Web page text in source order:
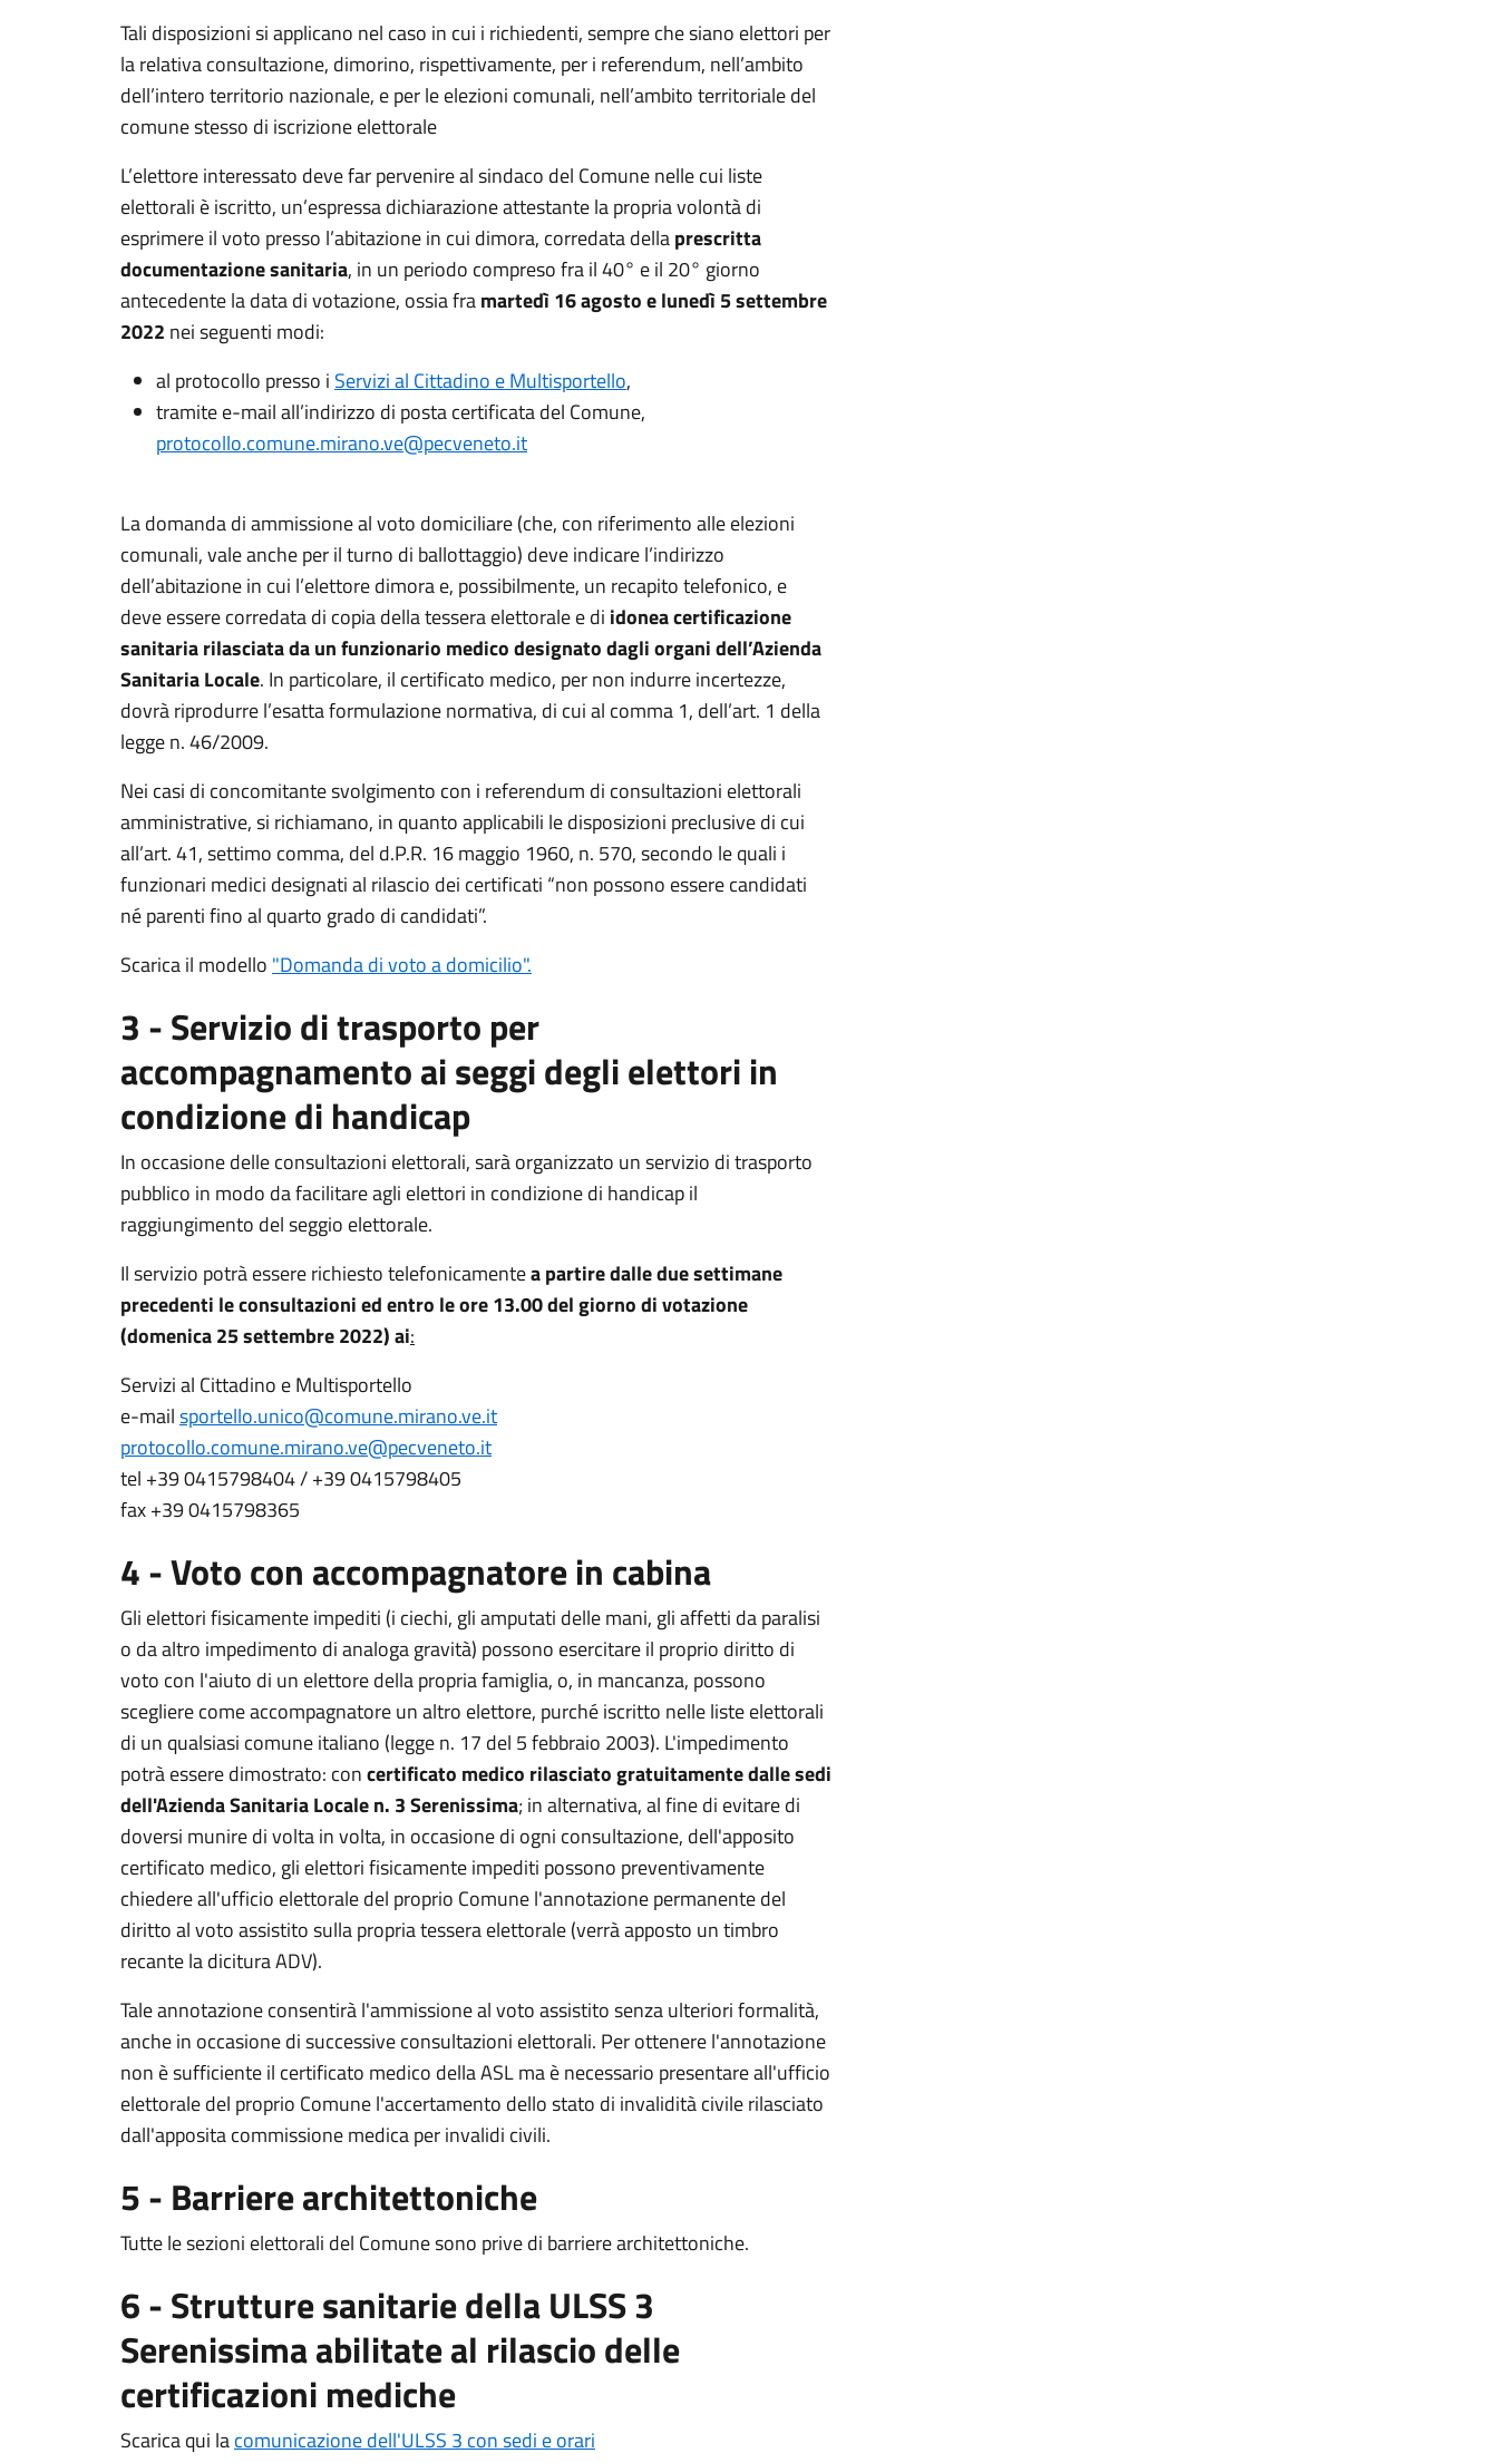
Tali disposizioni si applicano nel caso in cui i richiedenti, sempre che siano elettori per
la relativa consultazione, dimorino, rispettivamente, per i referendum, nell’ambito
dell’intero territorio nazionale, e per le elezioni comunali, nell’ambito territoriale del
comune stesso di iscrizione elettorale
L’elettore interessato deve far pervenire al sindaco del Comune nelle cui liste
elettorali è iscritto, un’espressa dichiarazione attestante la propria volontà di
esprimere il voto presso l’abitazione in cui dimora, corredata dellaprescritta
documentazione sanitaria, in un periodo compreso fra il 40° e il 20° giorno
antecedente la data di votazione, ossia framartedì 16 agosto e lunedì 5 settembre
2022 nei seguenti modi:
al protocollo presso i Servizi al Cittadino e Multisportello,
tramite e-mail all’indirizzo di posta certificata del Comune,
protocollo.comune.mirano.ve@pecveneto.it
La domanda di ammissione al voto domiciliare (che, con riferimento alle elezioni
comunali, vale anche per il turno di ballottaggio) deve indicare l’indirizzo
dell’abitazione in cui l’elettore dimora e, possibilmente, un recapito telefonico, e
deve essere corredata di copia della tessera elettorale e di idonea certificazione
sanitaria rilasciata da un funzionario medico designato dagli organi dell’Azienda
Sanitaria Locale. In particolare, il certificato medico, per non indurre incertezze,
dovrà riprodurre l’esatta formulazione normativa, di cui al comma 1, dell’art. 1 della
legge n. 46/2009.
Nei casi di concomitante svolgimento con i referendum di consultazioni elettorali
amministrative, si richiamano, in quanto applicabili le disposizioni preclusive di cui
all’art. 41, settimo comma, del d.P.R. 16 maggio 1960, n. 570, secondo le quali i
funzionari medici designati al rilascio dei certificati “non possono essere candidati
né parenti fino al quarto grado di candidati”.
Scarica il modello "Domanda di voto a domicilio".
3 - Servizio di trasporto per
accompagnamento ai seggi degli elettori in
condizione di handicap
In occasione delle consultazioni elettorali, sarà organizzato un servizio di trasporto
pubblico in modo da facilitare agli elettori in condizione di handicap il
raggiungimento del seggio elettorale.
Il servizio potrà essere richiesto telefonicamentea partire dalle due settimane
precedenti le consultazioni ed entro le ore 13.00 del giorno di votazione
(domenica 25 settembre 2022) ai:
Servizi al Cittadino e Multisportello
e-mailsportello.unico@comune.mirano.ve.it
protocollo.comune.mirano.ve@pecveneto.it
tel +39 0415798404 / +39 0415798405
fax +39 0415798365
4 - Voto con accompagnatore in cabina
Gli elettori fisicamente impediti (i ciechi, gli amputati delle mani, gli affetti da paralisi
o da altro impedimento di analoga gravità) possono esercitare il proprio diritto di
voto con l'aiuto di un elettore della propria famiglia, o, in mancanza, possono
scegliere come accompagnatore un altro elettore, purché iscritto nelle liste elettorali
di un qualsiasi comune italiano (legge n. 17 del 5 febbraio 2003). L'impedimento
potrà essere dimostrato: concertificato medico rilasciato gratuitamente dalle sedi
dell'Azienda Sanitaria Locale n. 3 Serenissima; in alternativa, al fine di evitare di
doversi munire di volta in volta, in occasione di ogni consultazione, dell'apposito
certificato medico, gli elettori fisicamente impediti possono preventivamente
chiedere all'ufficio elettorale del proprio Comune l'annotazione permanente del
diritto al voto assistito sulla propria tessera elettorale (verrà apposto un timbro
recante la dicitura ADV).
Tale annotazione consentirà l'ammissione al voto assistito senza ulteriori formalità,
anche in occasione di successive consultazioni elettorali. Per ottenere l'annotazione
non è sufficiente il certificato medico della ASL ma è necessario presentare all'ufficio
elettorale del proprio Comune l'accertamento dello stato di invalidità civile rilasciato
dall'apposita commissione medica per invalidi civili.
5 - Barriere architettoniche
Tutte le sezioni elettorali del Comune sono prive di barriere architettoniche.
6 - Strutture sanitarie della ULSS 3
Serenissima abilitate al rilascio delle
certificazioni mediche
Scarica qui lacomunicazione dell'ULSS 3 con sedi e orari